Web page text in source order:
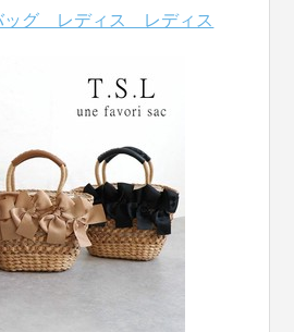
ッグ レディス レディス